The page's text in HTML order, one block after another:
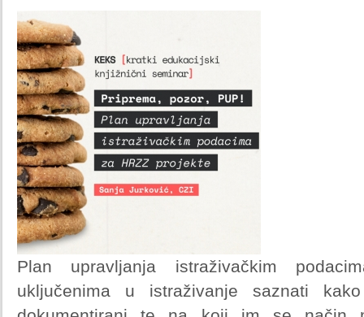
Plan upravljanja istraživačkim
uključenima u istraživanje saznati